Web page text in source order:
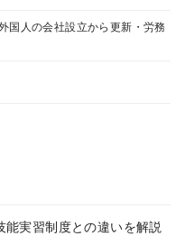
国人の会社設立から更新・労務
実習制度との違いを解説